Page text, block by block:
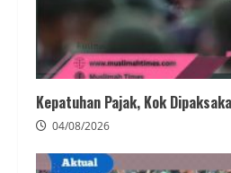
Kepatuhan Pajak, Kok
04/08/2026